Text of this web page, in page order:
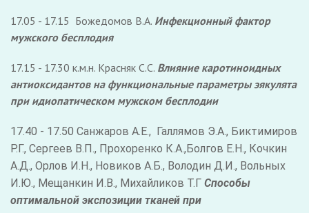
17.05 - 17.15 Божедомов В.А. Инфекционный фактор
мужского бесплодия
17.15 - 17.30 к.м.н. Красняк С.С. Влияние каротиноидных
антиоксидантов на функциональные параметры эякулята
при идиопатическом мужском бесплодии
17.40 - 17.50 Санжаров А.Е., Галлямов Э.А., Биктимиров
Р.Г., Сергеев В.П., Прохоренко К.А.,Болгов Е.Н., Кочкин
А.Д., Орлов И.Н., Новиков А.Б., Володин Д.И., Вольных
И.Ю., Мещанкин И.В., Михайликов Т.Г Способы
оптимальной экспозиции тканей при